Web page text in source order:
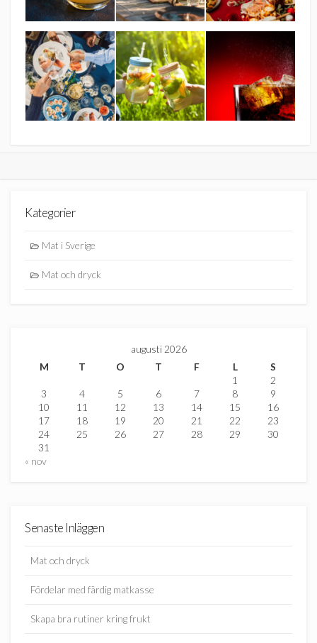
Kategorier
Mat i Sverige
Mat och dryck
augusti 2026
M
T O T F L
S
1
2
3
4 5 6 7 8
9
10
11 12 13 14 15
16
17
18 19 20 21 22
23
24
25 26 27 28 29
30
31
« nov
Senaste Inläggen
Mat och dryck
Fördelar med färdig matkasse
Skapa bra rutiner kring frukt